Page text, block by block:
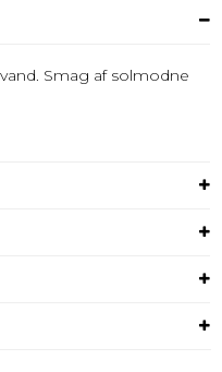
Smag af solmodne